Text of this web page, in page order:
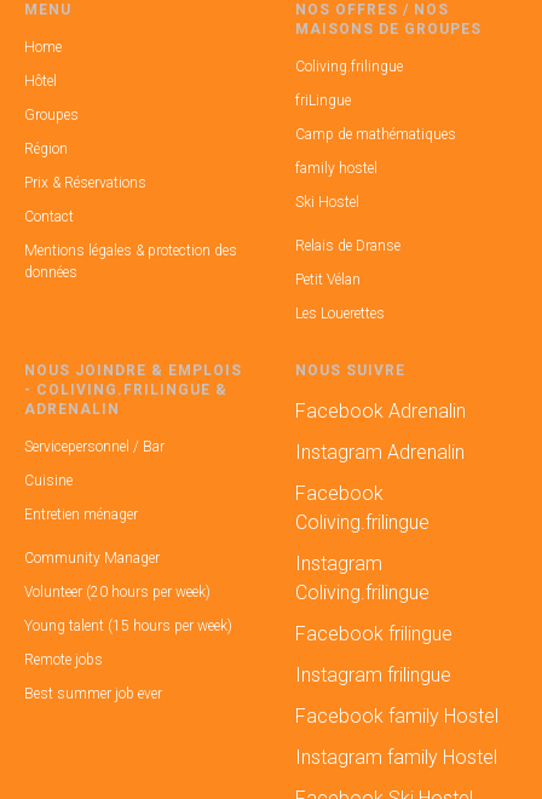
MENU
Home
Hôtel
Groupes
Région
Prix & Réservations
Contact
Mentions légales & protection des
données
NOS OFFRES / NOS
MAISONS DE GROUPES
Coliving.frilingue
friLingue
Camp de mathématiques
family hostel
Ski Hostel
Relais de Dranse
Petit Vélan
Les Louerettes
NOUS JOINDRE & EMPLOIS
- COLIVING.FRILINGUE &
ADRENALIN
Servicepersonnel / Bar
Cuisine
Entretien ménager
Community Manager
Volunteer (20 hours per week)
Young talent (15 hours per week)
Remote jobs
Best summer job ever
NOUS SUIVRE
Facebook Adrenalin
Instagram Adrenalin
Facebook
Coliving.frilingue
Instagram
Coliving.frilingue
Facebook frilingue
Instagram frilingue
Facebook family Hostel
Instagram family Hostel